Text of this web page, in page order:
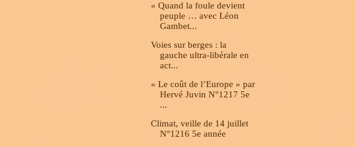
« Quand la foule devient
peuple … avec Léon
Gambet...
Voies sur berges : la
gauche ultra-libérale en
act...
« Le coût de l’Europe » par
Hervé Juvin N°1217 5e
...
Climat, veille de 14 juillet
N°1216 5e année